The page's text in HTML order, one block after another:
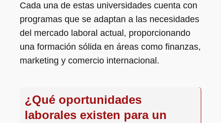
Cada una de estas universidades cuenta con
programas que se adaptan a las necesidades
del mercado laboral actual, proporcionando
una formación sólida en áreas como finanzas,
marketing y comercio internacional.
¿Qué oportunidades
laborales existen para un